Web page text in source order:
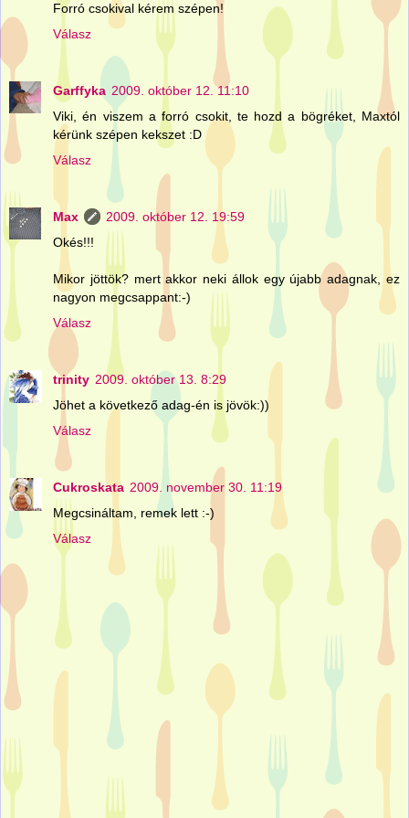
Forró csokival kérem szépen!
Válasz
Garffyka 2009. október 12. 11:10
Viki, én viszem a forró csokit, te hozd a bögréket, Maxtól
kérünk szépen kekszet :D
Válasz
Max
2009. október 12. 19:59
Okés!!!
Mikor jöttök? mert akkor neki állok egy újabb adagnak, ez
nagyon megcsappant:-)
Válasz
trinity 2009. október 13. 8:29
Jöhet a következő adag-én is jövök:))
Válasz
Cukroskata 2009. november 30. 11:19
Megcsináltam, remek lett :-)
Válasz